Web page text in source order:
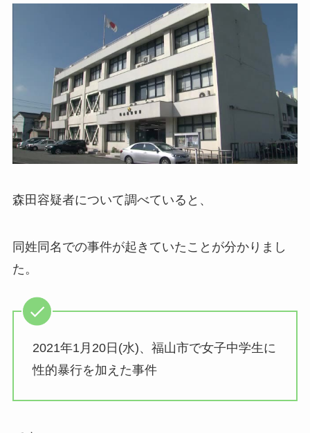
森田容疑者について調べていると、
同姓同名での事件が起きていたことが分かりまし
た。
2021年1月20日(水)、福山市で女子中学生に
性的暴行を加えた事件